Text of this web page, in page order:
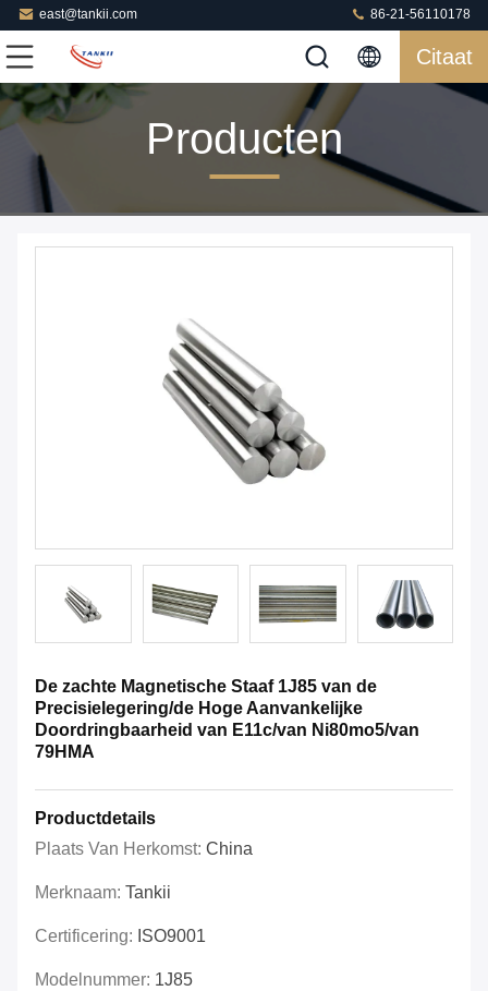
east@tankii.com 86-21-56110178
Citaat
Producten
De zachte Magnetische Staaf 1J85 van de
Precisielegering/de Hoge Aanvankelijke
Doordringbaarheid van E11c/van Ni80mo5/van
79HMA
Productdetails
Plaats Van Herkomst: China
Merknaam: Tankii
Certificering: ISO9001
Modelnummer: 1J85